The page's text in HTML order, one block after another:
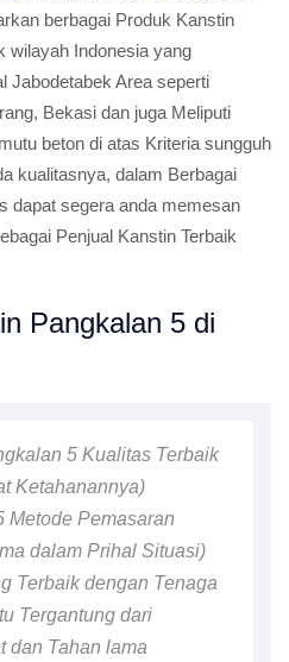
berbagai Produk Kanstin
wilayah Indonesia yang
Jabodetabek Area seperti
Bekasi dan juga Meliputi
beton di atas Kriteria sungguh
kualitasnya, dalam Berbagai
dapat segera anda memesan
Penjual Kanstin Terbaik
Pangkalan 5 di
5 Kualitas Terbaik
Ketahanannya)
Metode Pemasaran
dalam Prihal Situasi)
Terbaik dengan Tenaga
Tergantung dari
dan Tahan lama